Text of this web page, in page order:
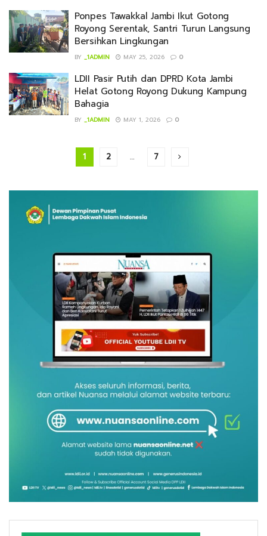
Ponpes Tawakkal Jambi Ikut Gotong
Royong Serentak, Santri Turun Langsung
Bersihkan Lingkungan
BY _1ADMIN MAY 25, 2026 0
LDII Pasir Putih dan DPRD Kota Jambi
Helat Gotong Royong Dukung Kampung
Bahagia
BY _1ADMIN MAY 1, 2026 0
1 2 … 7